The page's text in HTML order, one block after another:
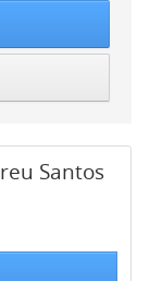
Santos